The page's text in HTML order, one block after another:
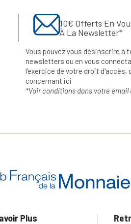
10€ Offerts En
À La Newsletter*
Vous pouvez vous désinscrire à
newsletters ou en vous
l’exercice de votre droit
concernant ici
*Voir conditions dans votre
Plus